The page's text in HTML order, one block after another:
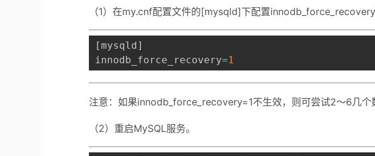
（1）在my.cnf配置文件的[mysqld]下配置innodb_force_recovery
[ mysqld ]
innodb_force_recovery=1
注意：如果innodb_force_recovery=1不生效，则可尝试2～6几个
（2）重启MySQL服务。